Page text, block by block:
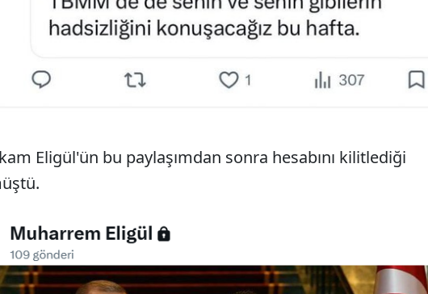
Eligül'ün bu paylaşımdan sonra hesabını kilitlediği